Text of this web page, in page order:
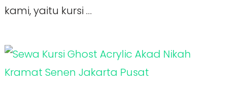
kami, yaitu kursi …